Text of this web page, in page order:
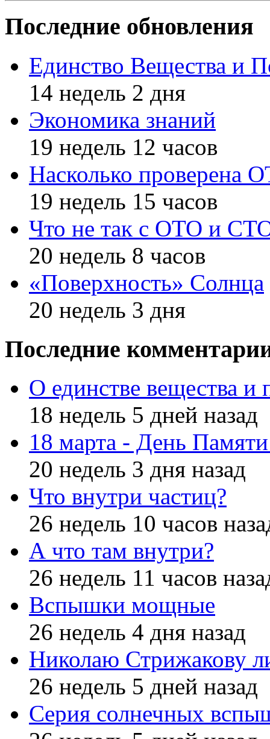
Последние обновления
Единство Вещества и
14 недель 2 дня
Экономика знаний
19 недель 12 часов
Насколько проверена
19 недель 15 часов
Что не так с ОТО и
20 недель 8 часов
«Поверхность» Солнца
20 недель 3 дня
Последние
О единстве вещества и
18 недель 5 дней назад
18 марта - День
20 недель 3 дня назад
Что внутри частиц?
26 недель 10 часов
А что там внутри?
26 недель 11 часов
Вспышки мощные
26 недель 4 дня назад
Николаю Стрижакову
26 недель 5 дней назад
Серия солнечных